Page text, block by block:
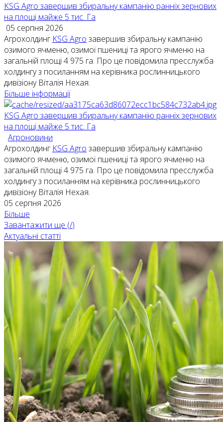
KSG Agro завершив збиральну кампанію ранніх зернових
на площі майже 5 тис. Га
05 серпня 2026
Агрохолдинг KSG Agro завершив збиральну кампанію
озимого ячменю, озимої пшениці та ярого ячменю на
загальній площі 4 975 га. Про це повідомила пресслужба
холдингу з посиланням на керівника рослинницького
дивізіону Віталія Нехая.
Більше інформації
KSG Agro завершив збиральну кампанію ранніх зернових
на площі майже 5 тис. Га
Агроновини
Агрохолдинг KSG Agro завершив збиральну кампанію
озимого ячменю, озимої пшениці та ярого ячменю на
загальній площі 4 975 га. Про це повідомила пресслужба
холдингу з посиланням на керівника рослинницького
дивізіону Віталія Нехая.
05 серпня 2026
Більше
Завантажити ще (/)
Актуальні статті